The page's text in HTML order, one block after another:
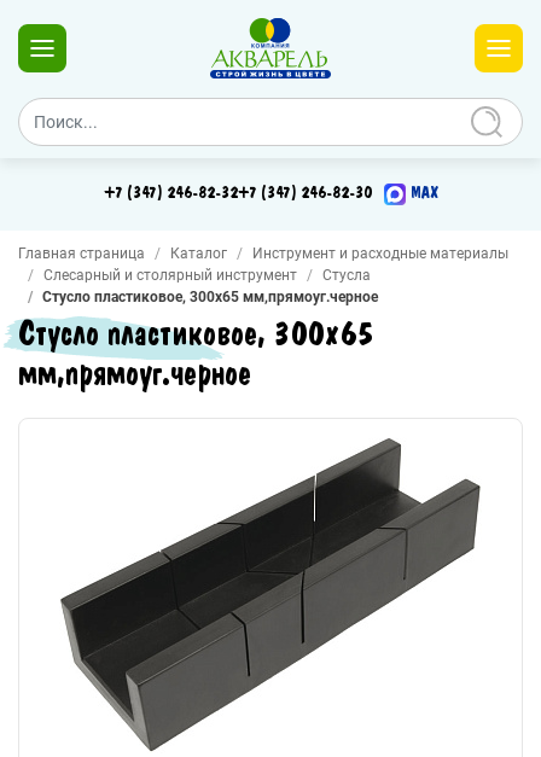
+7 (347) 246-82-32+7 (347) 246-82-30 MAX
Главная страница Каталог
Инструмент и расходные материалы
Слесарный и столярный инструмент
Стусла
Стусло пластиковое, 300х65 мм,прямоуг.черное
Стусло пластиковое, 300х65
мм,прямоуг.черное